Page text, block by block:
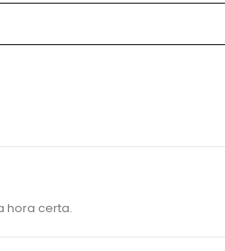
hora certa.